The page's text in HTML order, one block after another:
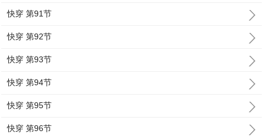
快穿 第91节
快穿 第92节
快穿 第93节
快穿 第94节
快穿 第95节
快穿 第96节